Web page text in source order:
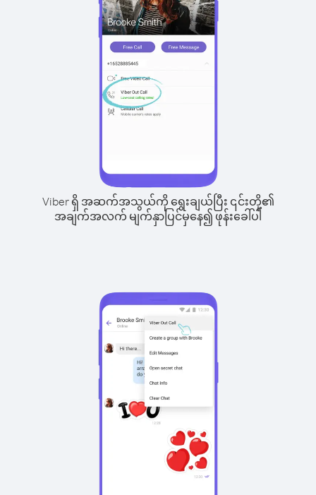
Viber ရှိ အဆက်အသွယ်ကို ရွေးချယ်ပြီး ၎င်းတို့၏
အချက်အလက် မျက်နှာပြင်မှနေ၍ ဖုန်းခေါ်ပါ